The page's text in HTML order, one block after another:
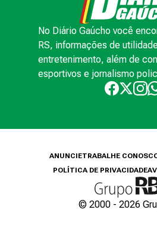
No Diário Gaúcho você
RS, informações de
entretenimento, além de
esportivos e jornalismo
ANUNCIETRABALHE
POLÍTICA DE PRIVACIDADE
© 2000 - 2026